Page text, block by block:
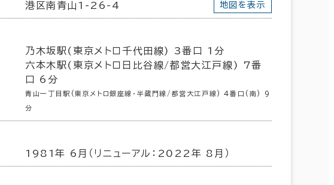
港区南青山1-26-4 地図を表示
乃木坂駅(東京メトロ千代田線) 3番口 1分
六本木駅(東京メトロ日比谷線/都営大江戸線) 7番
口 6分
青山一丁目駅(東京メトロ銀座線･半蔵門線/都営大江戸線) 4番口(南) 9
分
1981年 6月（リニューアル：2022年 8月）